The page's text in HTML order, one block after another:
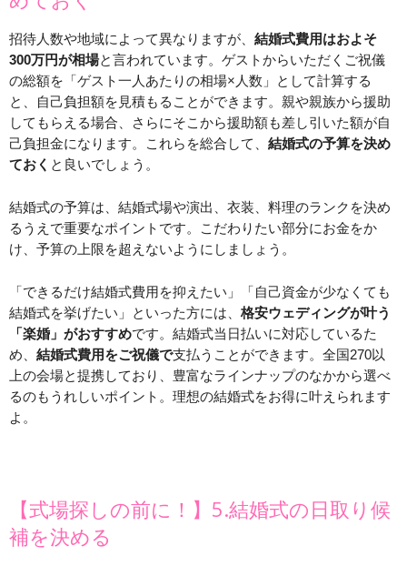
招待人数や地域によって異なりますが、 結婚式費用はおよそ
300万円が相場と言われています。ゲストからいただくご祝儀
の総額を「ゲスト一人あたりの相場×人数」として計算する
と、自己負担額を見積もることができます。親や親族から援助
してもらえる場合、さらにそこから援助額も差し引いた額が自
己負担金になります。これらを総合して、 結婚式の予算を決め
ておく と良いでしょう。
結婚式の予算は、結婚式場や演出、衣装、料理のランクを決め
るうえで重要なポイントです。こだわりたい部分にお金をか
け、予算の上限を超えないようにしましょう。
「できるだけ結婚式費用を抑えたい」「自己資金が少なくても
結婚式を挙げたい」といった方には、 格安ウェディングが叶う
「楽婚」がおすすめです。結婚式当日払いに対応しているた
め、 結婚式費用をご祝儀で支払うことができます。全国270以
上の会場と提携しており、豊富なラインナップのなかから選べ
るのもうれしいポイント。理想の結婚式をお得に叶えられます
よ。
【式場探しの前に！】5.結婚式の日取り候
補を決める